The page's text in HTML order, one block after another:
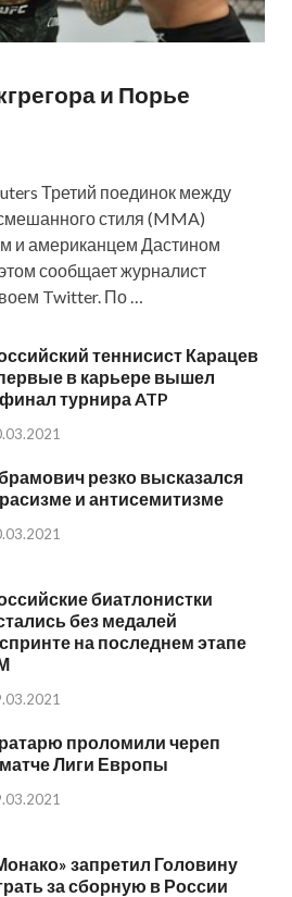
и Порье
Третий поединок между
стиля (MMA)
и американцем Дастином
сообщает журналист
Twitter. По …
теннисист Карацев
в карьере вышел
турнира ATP
резко высказался
и антисемитизме
биатлонистки
без медалей
на последнем этапе
проломили череп
Лиги Европы
запретил Головину
за сборную в России